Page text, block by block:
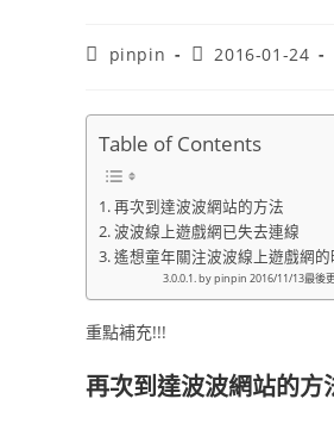
Postpinpin
Post2016-01-24
Table of Contents
再次到達波波網站的方法
波波線上遊戲網已失去連線
遙想童年關注波波線上遊戲網的
by pinpin 2016/11/13最後
重點補充!!!
再次到達波波網站的方